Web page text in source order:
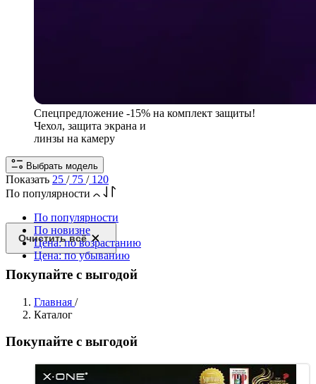
Спецпредложение -15% на комплект защиты!
Чехол, защита экрана и
линзы на камеру
Выбрать модель
Показать 25 / 75 / 120
По популярности
По популярности
По новизне
Цена: по возрастанию
Цена: по убыванию
Очистить всё
Покупайте с выгодой
Главная /
Каталог
Покупайте с выгодой